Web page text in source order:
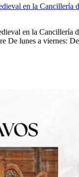
en la Cancillería
en la Cancillería
De lunes a viernes: De